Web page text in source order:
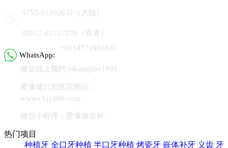
0755-61302632（大陆）
00852-62157070（香港）
WhatsApp:
+8614775988935
微信线上预约:aikangjian1995
爱康健口腔医院网站：
www.ckj1000.com
微信小程序：爱康健齿科
热门项目
种植牙 全口牙种植 半口牙种植 烤瓷牙 嵌体补牙 义齿 牙